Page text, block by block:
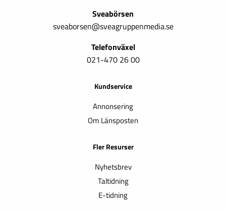
Sveabörsen
sveaborsen@sveagruppenmedia.se
Telefonväxel
021-470 26 00
Kundservice
Annonsering
Om Länsposten
Fler Resurser
Nyhetsbrev
Taltidning
E-tidning